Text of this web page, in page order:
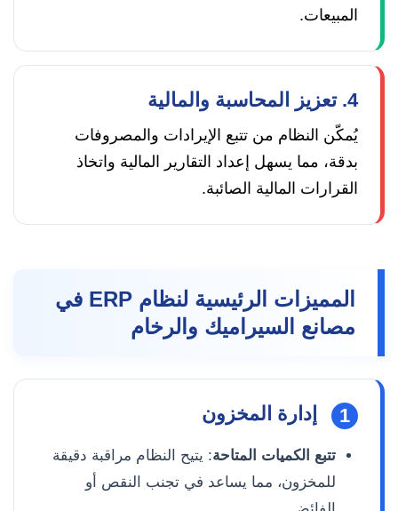
المبيعات.
4. تعزيز المحاسبة والمالية
يُمكّن النظام من تتبع الإيرادات والمصروفات
بدقة، مما يسهل إعداد التقارير المالية واتخاذ
القرارات المالية الصائبة.
المميزات الرئيسية لنظام ERP في
مصانع السيراميك والرخام
1 إدارة المخزون
تتبع الكميات المتاحة: يتيح النظام مراقبة دقيقة
للمخزون، مما يساعد في تجنب النقص أو